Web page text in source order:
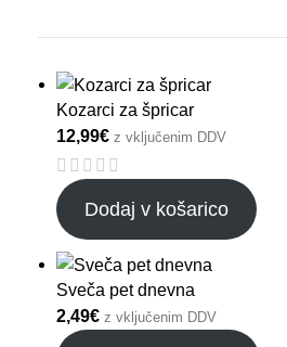
Kozarci za špricar
12,99€ z vključenim DDV
Dodaj v košarico
Sveča pet dnevna
2,49€ z vključenim DDV